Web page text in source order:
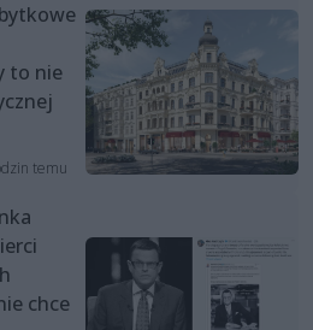
to nie
temu
chce